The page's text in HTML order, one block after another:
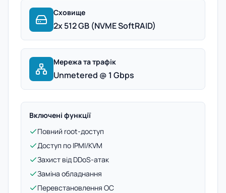
Сховище
2x 512 GB (NVME SoftRAID)
Мережа та трафік
Unmetered @ 1 Gbps
Включені функції
Повний root-доступ
Доступ по IPMI/KVM
Захист від DDoS-атак
Заміна обладнання
Перевстановлення ОС